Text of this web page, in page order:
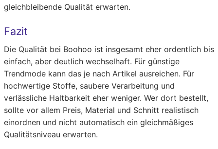
gleichbleibende Qualität erwarten.
Fazit
Die Qualität bei Boohoo ist insgesamt eher ordentlich bis
einfach, aber deutlich wechselhaft. Für günstige
Trendmode kann das je nach Artikel ausreichen. Für
hochwertige Stoffe, saubere Verarbeitung und
verlässliche Haltbarkeit eher weniger. Wer dort bestellt,
sollte vor allem Preis, Material und Schnitt realistisch
einordnen und nicht automatisch ein gleichmäßiges
Qualitätsniveau erwarten.